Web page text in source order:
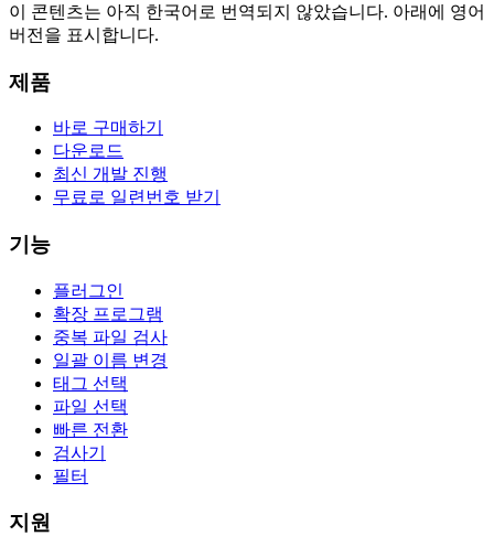
이 콘텐츠는 아직 한국어로 번역되지 않았습니다. 아래에 영어
버전을 표시합니다.
제품
바로 구매하기
다운로드
최신 개발 진행
무료로 일련번호 받기
기능
플러그인
확장 프로그램
중복 파일 검사
일괄 이름 변경
태그 선택
파일 선택
빠른 전환
검사기
필터
지원